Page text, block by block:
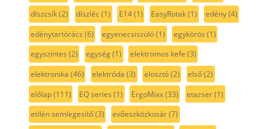
díszcsík(2) díszléc(1) E14(1) EasyRotak(1) edény(4)
edénytartórács (6) egyenecsiszoló(1) egykörös (1)
egyszintes (2) egység(1) elektromos kefe (3)
elektronika (46) elektróda (3) elosztó(2) első(2)
előlap(111) EQ series (1) ErgoMixx(33) etazser(1)
etilén semlegesítő(3) evőeszközkosár(7)